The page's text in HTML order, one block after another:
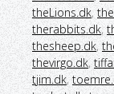
theLions.dk,
therabbits.dk,
thesheep.dk,
thevirgo.dk,
tjim.dk,